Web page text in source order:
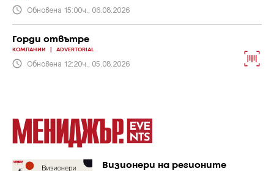
Обновена 15:00ч., 06.08.2026
Горди отвътре
КОМПАНИИ ADVERTORIAL
Обновена 12:20ч., 05.08.2026
Визионери на регионите